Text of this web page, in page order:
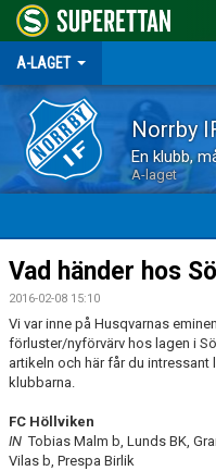
A-LAGET
Norrby
En klubb,
A-laget
HEM
NYHETER
MATCHER
KALENDER
Vad händer hos
2016-02-08 15:10
Vi var inne på Husqvarnas
förluster/nyförvärv hos lagen i
artikeln och här får du
klubbarna.
FC Höllviken
INTobias Malm b, Lunds BK,
Vilas b, Prespa Birlik